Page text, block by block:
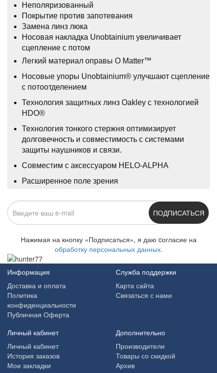
Неполяризованный
Покрытие против запотевания
Замена линз люка
Носовая накладка Unobtainium увеличивает
сцепление с потом
Легкий материал оправы O Matter™
Носовые упоры Unobtainium® улучшают сцепление
с потоотделением
Технология защитных линз Oakley с технологией
HDO®
Технология тонкого стержня оптимизирует
долговечность и совместимость с системами
защиты наушников и связи.
Совместим с аксессуаром HELO-ALPHA
Расширенное поле зрения
ПОДПИСАТЬСЯ
Нажимая на кнопку «Подписаться», я даю cогласие на
обработку персональных данных.
Информация
Доставка и оплата
Политика
конфиденциальности
Публичная Оферта
Служба поддержки
Карта сайта
Связаться с нами
Личный кабинет
Личный кабинет
История заказов
Мои закладки
Дополнительно
Производители
Товары со скидкой
Архив